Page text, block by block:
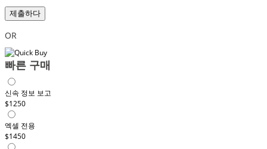
제출하다
OR
빠른 구매
신속 정보 보고
$1250
엑셀 전용
$1450